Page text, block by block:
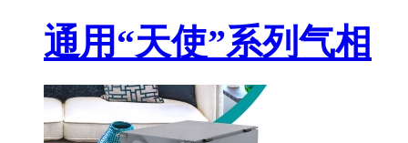
通用“天使”系列气相